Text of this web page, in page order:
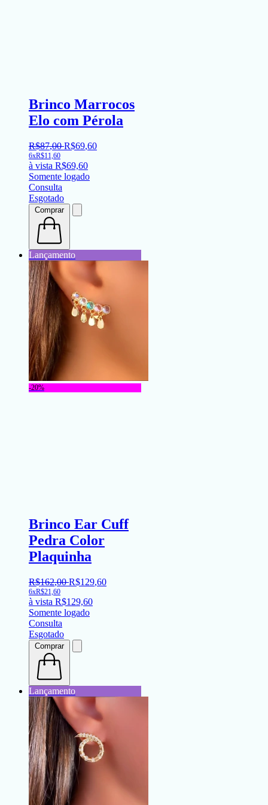
Brinco Marrocos
Elo com Pérola
R$87,00 R$69,60
6xR$11,60
à vista R$69,60
Somente logado
Consulta
Esgotado
Comprar
-20%
Brinco Ear Cuff
Pedra Color
Plaquinha
R$162,00 R$129,60
6xR$21,60
à vista R$129,60
Somente logado
Consulta
Esgotado
Comprar